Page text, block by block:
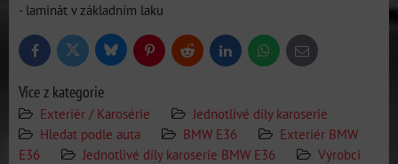
- laminát v základním laku
FacebookTwitter BlueskyPinterestReddit LinkedInWhatsApp
E-
mail
Více z kategorie
Exteriér / Karosérie
Jednotlivé díly karoserie
Hledat podle auta
BMW E36
Exteriér BMW
E36
Jednotlivé díly karoserie BMW E36
Výrobci